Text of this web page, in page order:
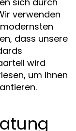
verwenden
dass unsere
wird
um Ihnen